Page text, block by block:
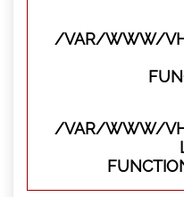
/VAR/WWW/
/VAR/WWW/